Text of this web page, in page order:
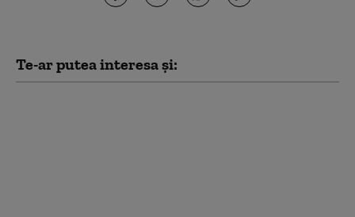
Te-ar putea interesa și: